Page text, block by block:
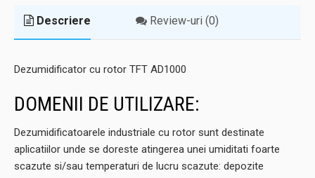
Descriere Review-uri (0)
Dezumidificator cu rotor TFT AD1000
DOMENII DE UTILIZARE:
Dezumidificatoarele industriale cu rotor sunt destinate
aplicatiilor unde se doreste atingerea unei umiditati foarte
scazute si/sau temperaturi de lucru scazute: depozite